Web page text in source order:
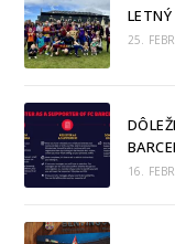
25.
16.